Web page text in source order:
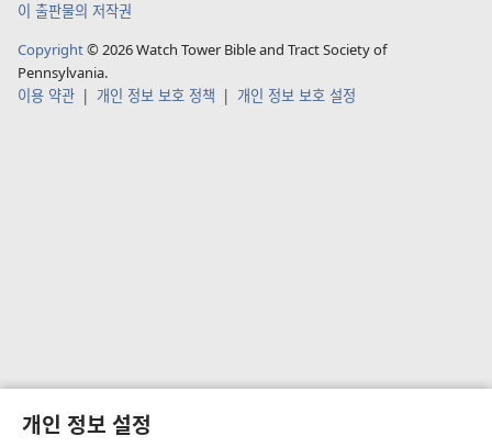
개인 정보 설정
이 출판물의 저작권
Copyright© 2026Watch Tower Bible and Tract Society of
Pennsylvania.
이용 약관 | 개인 정보 보호 정책 | 개인 정보 보호 설정